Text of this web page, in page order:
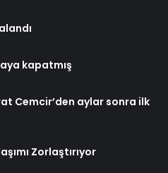
kapatmış
Cemcir’den aylar sonra ilk
Zorlaştırıyor